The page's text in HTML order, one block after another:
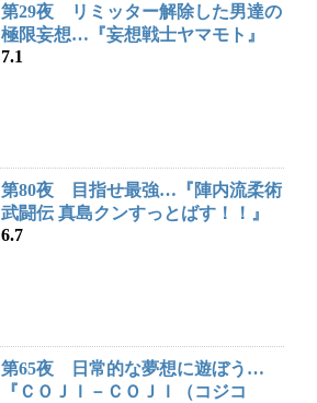
第29夜 リミッター解除した男達の
極限妄想…『妄想戦士ヤマモト』
7.1
第80夜 目指せ最強…『陣内流柔術
武闘伝 真島クンすっとばす！！』
6.7
第65夜 日常的な夢想に遊ぼう…
『ＣＯＪＩ－ＣＯＪＩ（コジコ